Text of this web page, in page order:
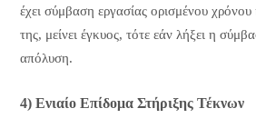
έχει σύμβαση εργασίας ορισμένου
της, μείνει έγκυος, τότε εάν λήξει η
απόλυση.
4) Ενιαίο Επίδομα Στήριξης Τέκνων